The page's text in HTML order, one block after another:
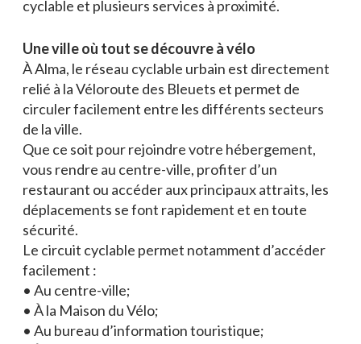
cyclable et plusieurs services à proximité.
Une ville où tout se découvre à vélo
À Alma, le réseau cyclable urbain est directement
relié à la Véloroute des Bleuets et permet de
circuler facilement entre les différents secteurs
de la ville.
Que ce soit pour rejoindre votre hébergement,
vous rendre au centre-ville, profiter d’un
restaurant ou accéder aux principaux attraits, les
déplacements se font rapidement et en toute
sécurité.
Le circuit cyclable permet notamment d’accéder
facilement :
• Au centre-ville;
• À la Maison du Vélo;
• Au bureau d’information touristique;